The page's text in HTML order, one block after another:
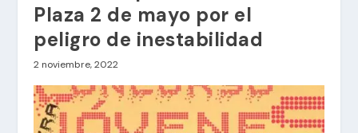
Plaza 2 de mayo por el
peligro de inestabilidad
2 noviembre, 2022